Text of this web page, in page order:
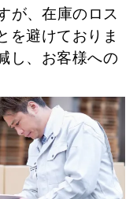
が、在庫のロス
を避けておりま
し、お客様への